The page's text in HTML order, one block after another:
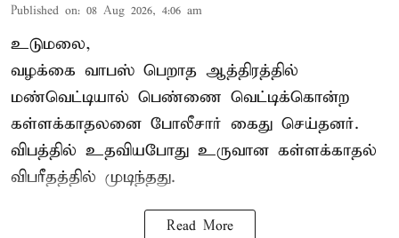
Published on: 08 Aug 2026, 4:06 am
உடுமலை,
வழக்கை வாபஸ் பெறாத ஆத்திரத்தில்
மண்வெட்டியால் பெண்ணை வெட்டிக்கொன்ற
கள்ளக்காதலனை போலீசார் கைது செய்தனர்.
விபத்தில் உதவியபோது உருவான கள்ளக்காதல்
விபரீதத்தில் முடிந்தது.
Read More